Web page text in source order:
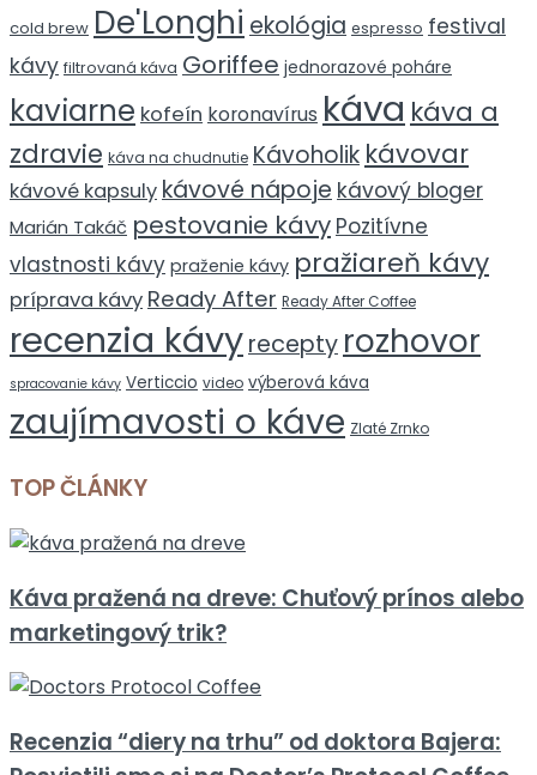
cold brew De'Longhi ekológia espresso festival
kávy filtrovaná káva Goriffee jednorazové poháre
kaviarne kofeín koronavírus káva káva a
zdravie káva na chudnutie Kávoholik kávovar
kávové kapsulykávové nápoje kávový bloger
Marián Takáč pestovanie kávy Pozitívne
vlastnosti kávy praženie kávy pražiareň kávy
príprava kávy Ready After Ready After Coffee
recenzia kávyrecepty rozhovor
spracovanie kávy Verticcio video výberová káva
zaujímavosti o káve Zlaté Zrnko
TOP ČLÁNKY
Káva pražená na dreve: Chuťový prínos alebo
marketingový trik?
Recenzia “diery na trhu” od doktora Bajera: